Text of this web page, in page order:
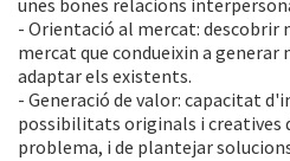
unes bones relacions
- Orientació al mercat: descobrir
mercat que condueixin a generar
adaptar els existents.
- Generació de valor: capacitat
possibilitats originals i creatives
problema, i de plantejar